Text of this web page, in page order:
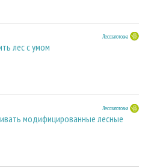
Лесозаготовка
лес с умом
Лесозаготовка
модифицированные лесные